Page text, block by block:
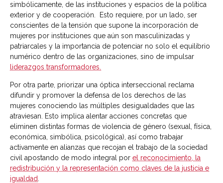
simbólicamente, de las instituciones y espacios de la política
exterior y de cooperación. Esto requiere, por un lado, ser
conscientes de la tensión que supone la incorporación de
mujeres por instituciones que aún son masculinizadas y
patriarcales y la importancia de potenciar no solo el equilibrio
numérico dentro de las organizaciones, sino de impulsar
liderazgos transformadores.
Por otra parte, priorizar una óptica interseccional reclama
difundir y promover la defensa de los derechos de las
mujeres conociendo las múltiples desigualdades que las
atraviesan. Esto implica alentar acciones concretas que
eliminen distintas formas de violencia de género (sexual, física,
económica, simbólica, psicológica), así como trabajar
activamente en alianzas que recojan el trabajo de la sociedad
civil apostando de modo integral por el reconocimiento, la
redistribución y la representación como claves de la justicia e
igualdad